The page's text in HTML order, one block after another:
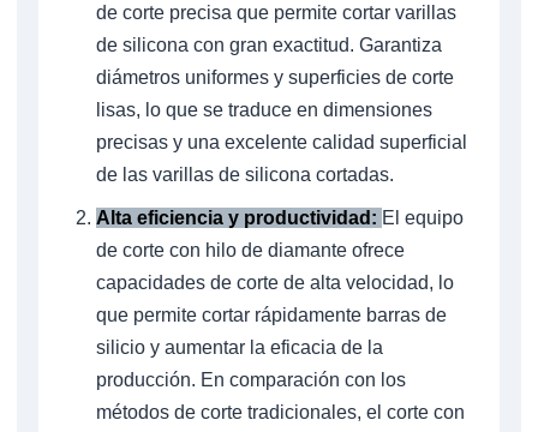
de corte precisa que permite cortar varillas
de silicona con gran exactitud. Garantiza
diámetros uniformes y superficies de corte
lisas, lo que se traduce en dimensiones
precisas y una excelente calidad superficial
de las varillas de silicona cortadas.
Alta eficiencia y productividad: El equipo
de corte con hilo de diamante ofrece
capacidades de corte de alta velocidad, lo
que permite cortar rápidamente barras de
silicio y aumentar la eficacia de la
producción. En comparación con los
métodos de corte tradicionales, el corte con